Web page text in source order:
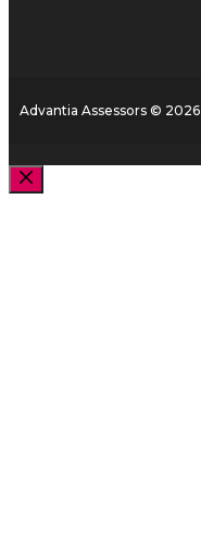
Advantia Assessors © 2026
Close